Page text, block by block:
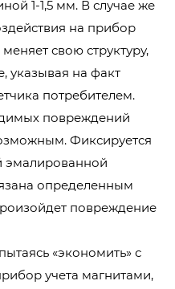
1-1,5 мм. В случае же
на прибор
свою структуру,
указывая на факт
потребителем.
повреждений
Фиксируется
определенным
повреждение
«экономить» с
учета магнитами,